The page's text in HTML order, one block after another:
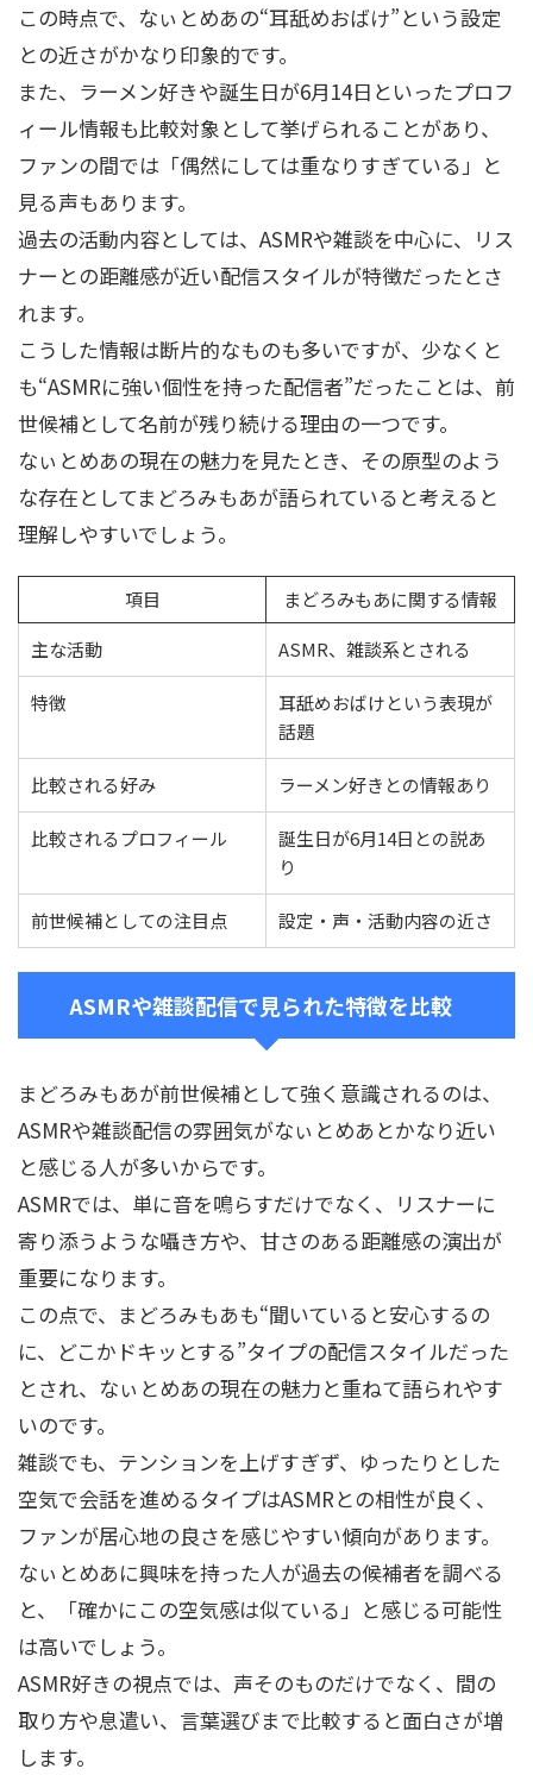
この時点で、なぃとめあの“耳舐めおばけ”という設定
との近さがかなり印象的です。
また、ラーメン好きや誕生日が6月14日といったプロフ
ィール情報も比較対象として挙げられることがあり、
ファンの間では「偶然にしては重なりすぎている」と
見る声もあります。
過去の活動内容としては、ASMRや雑談を中心に、リス
ナーとの距離感が近い配信スタイルが特徴だったとさ
れます。
こうした情報は断片的なものも多いですが、少なくと
も“ASMRに強い個性を持った配信者”だったことは、前
世候補として名前が残り続ける理由の一つです。
なぃとめあの現在の魅力を見たとき、その原型のよう
な存在としてまどろみもあが語られていると考えると
理解しやすいでしょう。
項目
まどろみもあに関する情報
主な活動
ASMR、雑談系とされる
特徴
耳舐めおばけという表現が
話題
比較される好み ラーメン好きとの情報あり
比較されるプロフィール
誕生日が6月14日との説あ
り
前世候補としての注目点 設定・声・活動内容の近さ
ASMRや雑談配信で見られた特徴を比較
まどろみもあが前世候補として強く意識されるのは、
ASMRや雑談配信の雰囲気がなぃとめあとかなり近い
と感じる人が多いからです。
ASMRでは、単に音を鳴らすだけでなく、リスナーに
寄り添うような囁き方や、甘さのある距離感の演出が
重要になります。
この点で、まどろみもあも“聞いていると安心するの
に、どこかドキッとする”タイプの配信スタイルだった
とされ、なぃとめあの現在の魅力と重ねて語られやす
いのです。
雑談でも、テンションを上げすぎず、ゆったりとした
空気で会話を進めるタイプはASMRとの相性が良く、
ファンが居心地の良さを感じやすい傾向があります。
なぃとめあに興味を持った人が過去の候補者を調べる
と、「確かにこの空気感は似ている」と感じる可能性
は高いでしょう。
ASMR好きの視点では、声そのものだけでなく、間の
取り方や息遣い、言葉選びまで比較すると面白さが増
します。